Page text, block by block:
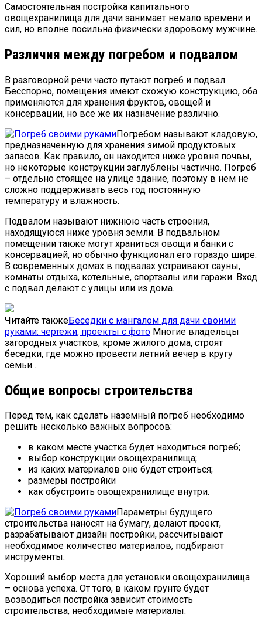
Самостоятельная постройка капитального
овощехранилища для дачи занимает немало времени и
сил, но вполне посильна физически здоровому мужчине.
Различия между погребом и подвалом
В разговорной речи часто путают погреб и подвал.
Бесспорно, помещения имеют схожую конструкцию, оба
применяются для хранения фруктов, овощей и
консервации, но все же их назначение различно.
Погребом называют кладовую,
предназначенную для хранения зимой продуктовых
запасов. Как правило, он находится ниже уровня почвы,
но некоторые конструкции заглублены частично. Погреб
– отдельно стоящее на улице здание, поэтому в нем не
сложно поддерживать весь год постоянную
температуру и влажность.
Подвалом называют нижнюю часть строения,
находящуюся ниже уровня земли. В подвальном
помещении также могут храниться овощи и банки с
консервацией, но обычно функционал его гораздо шире.
В современных домах в подвалах устраивают сауны,
комнаты отдыха, котельные, спортзалы или гаражи. Вход
с подвал делают с улицы или из дома.
Читайте такжеБеседки с мангалом для дачи своими
руками: чертежи, проекты с фото Многие владельцы
загородных участков, кроме жилого дома, строят
беседки, где можно провести летний вечер в кругу
семьи…
Общие вопросы строительства
Перед тем, как сделать наземный погреб необходимо
решить несколько важных вопросов:
в каком месте участка будет находиться погреб;
выбор конструкции овощехранилища;
из каких материалов оно будет строиться;
размеры постройки
как обустроить овощехранилище внутри.
Параметры будущего
строительства наносят на бумагу, делают проект,
разрабатывают дизайн постройки, рассчитывают
необходимое количество материалов, подбирают
инструменты.
Хороший выбор места для установки овощехранилища
– основа успеха. От того, в каком грунте будет
возводиться постройка зависит стоимость
строительства, необходимые материалы.